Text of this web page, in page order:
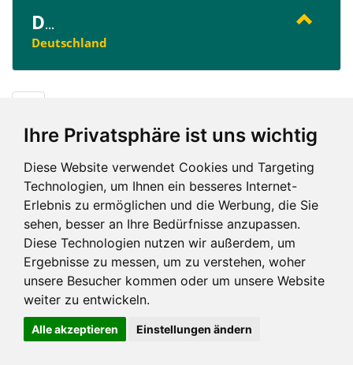
Ihre Privatsphäre ist uns wichtig
Diese Website verwendet Cookies und Targeting
Technologien, um Ihnen ein besseres Internet-
Erlebnis zu ermöglichen und die Werbung, die Sie
sehen, besser an Ihre Bedürfnisse anzupassen.
Diese Technologien nutzen wir außerdem, um
Ergebnisse zu messen, um zu verstehen, woher
unsere Besucher kommen oder um unsere Website
weiter zu entwickeln.
Alle akzeptieren Einstellungen ändern
D...
Deutschland
Impressum und mehr